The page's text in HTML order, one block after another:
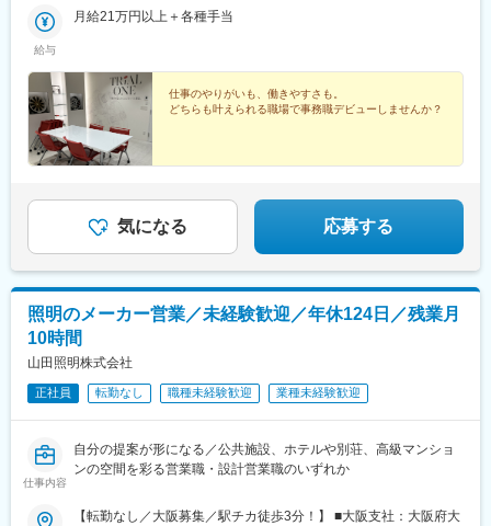
給与
月給21万円以上＋各種手当
仕事のやりがいも、働きやすさも。
どちらも叶えられる職場で事務職デビューしませんか？
気になる 応募する
照明のメーカー営業／未経験歓迎／年休124日／残業月
10時間
山田照明株式会社
正社員 転勤なし 職種未経験歓迎 業種未経験歓迎
仕事内容
自分の提案が形になる／公共施設、ホテルや別荘、高級マンショ
ンの空間を彩る営業職・設計営業職のいずれか
【転勤なし／大阪募集／駅チカ徒歩3分！】 ■大阪支社：大阪府大